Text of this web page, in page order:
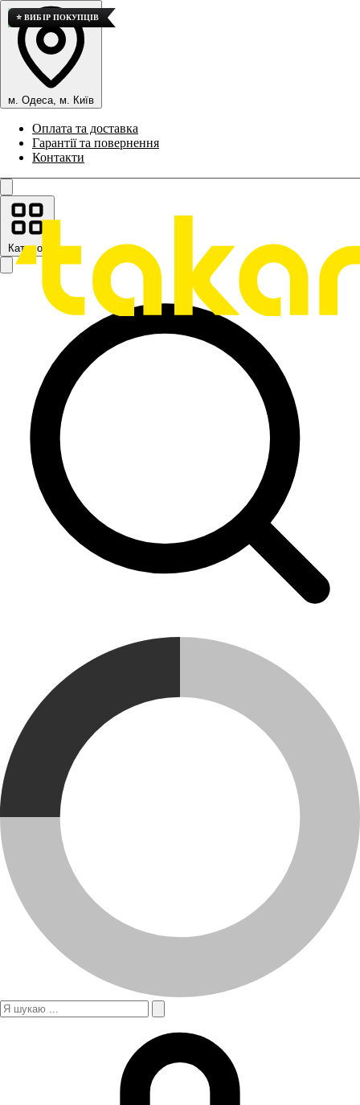
м. Одеса, м. Київ
Оплата та доставка
Гарантії та повернення
Контакти
Каталог
⭐ ВИБІР ПОКУПЦІВ
💎 ВИСОКА ЯКІСТЬ
💎 ВИСОКА ЯКІСТЬ
💎 ВИСОКА ЯКІСТЬ
💎 ВИСОКА ЯКІСТЬ
💎 ВИСОКА ЯКІСТЬ
⭐ ВИБІР ПОКУПЦІВ